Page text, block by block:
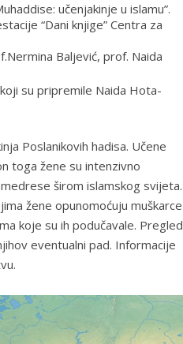
učenjakinje u islamu”.
“Dani knjige” Centra za
Baljević, prof. Naida
koji su pripremile Naida Hota-
Poslanikovih hadisa. Učene
toga žene su intenzivno
širom islamskog svijeta.
žene opunomoćuju muškarce
koje su ih podučavale. Pregled
eventualni pad. Informacije